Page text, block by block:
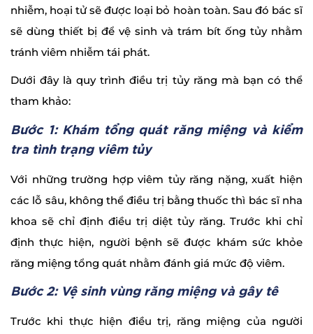
nhiễm, hoại tử sẽ được loại bỏ hoàn toàn. Sau đó bác sĩ
sẽ dùng thiết bị để vệ sinh và trám bít ống tủy nhằm
tránh viêm nhiễm tái phát.
Dưới đây là quy trình điều trị tủy răng mà bạn có thể
tham khảo:
Bước 1: Khám tổng quát răng miệng và kiểm
tra tình trạng viêm tủy
Với những trường hợp viêm tủy răng nặng, xuất hiện
các lỗ sâu, không thể điều trị bằng thuốc thì bác sĩ nha
khoa sẽ chỉ định điều trị diệt tủy răng. Trước khi chỉ
định thực hiện, người bệnh sẽ được khám sức khỏe
răng miệng tổng quát nhằm đánh giá mức độ viêm.
Bước 2: Vệ sinh vùng răng miệng và gây tê
Trước khi thực hiện điều trị, răng miệng của người